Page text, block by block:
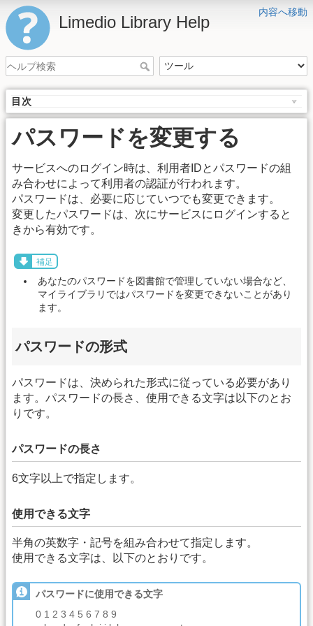
内容へ移動
Limedio Library Help
目次
パスワードを変更する
サービスへのログイン時は、利用者IDとパスワードの組
み合わせによって利用者の認証が行われます。
パスワードは、必要に応じていつでも変更できます。
変更したパスワードは、次にサービスにログインすると
きから有効です。
補足
あなたのパスワードを図書館で管理していない場合など、
マイライブラリではパスワードを変更できないことがあり
ます。
パスワードの形式
パスワードは、決められた形式に従っている必要があり
ます。パスワードの長さ、使用できる文字は以下のとお
りです。
パスワードの長さ
6文字以上で指定します。
使用できる文字
半角の英数字・記号を組み合わせて指定します。
使用できる文字は、以下のとおりです。
パスワードに使用できる文字
0 1 2 3 4 5 6 7 8 9